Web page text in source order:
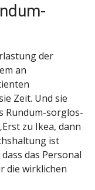
der
an
Zeit. Und sie
Rundum-sorglos-
zu Ikea, dann
ist
das Personal
die wirklichen